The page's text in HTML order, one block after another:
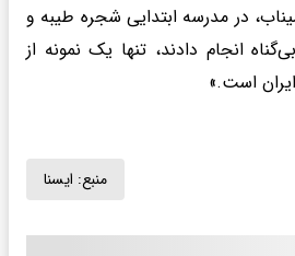
در مدرسه ابتدایی شجره طیبه و
از ۱۷۰ نفر بی‌گناه انجام دادند، تنها یک نمونه از
ایران است.»
منبع: ايسنا